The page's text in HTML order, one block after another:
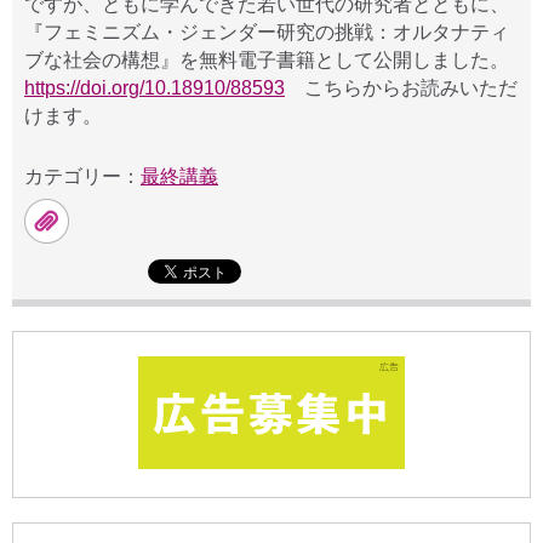
ですが、ともに学んできた若い世代の研究者とともに、
『フェミニズム・ジェンダー研究の挑戦：オルタナティ
ブな社会の構想』を無料電子書籍として公開しました。
https://doi.org/10.18910/88593 こちらからお読みいただ
けます。
カテゴリー： 最終講義